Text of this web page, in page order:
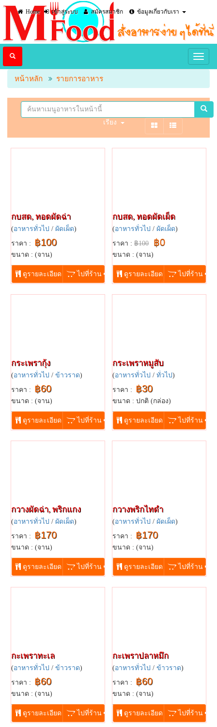
Home เข้าสู่ระบบ สมัครสมาชิก ข้อมูลเกี่ยวกับเรา
หน้าหลัก รายการอาหาร
เรียง
กบสด, ทอดผัดฉ่า
(อาหารทั่วไป / ผัดเผ็ด)
ราคา : ฿100
ขนาด : (จาน)
...
ดูรายละเอียด ไปที่ร้าน
กบสด, ทอดผัดเผ็ด
(อาหารทั่วไป / ผัดเผ็ด)
ราคา : ฿100 ฿0
ขนาด : (จาน)
...
ดูรายละเอียด ไปที่ร้าน
กระเพรากุ้ง
(อาหารทั่วไป / ข้าวราด)
ราคา : ฿60
ขนาด : (จาน)
...
ดูรายละเอียด ไปที่ร้าน
กระเพราหมูสับ
(อาหารทั่วไป / ทั่วไป)
ราคา : ฿30
ขนาด : ปกติ (กล่อง)
...
ดูรายละเอียด ไปที่ร้าน
กวางผัดฉ่า, พริกแกง
(อาหารทั่วไป / ผัดเผ็ด)
ราคา : ฿170
ขนาด : (จาน)
...
ดูรายละเอียด ไปที่ร้าน
กวางพริกไทดำ
(อาหารทั่วไป / ผัดเผ็ด)
ราคา : ฿170
ขนาด : (จาน)
...
ดูรายละเอียด ไปที่ร้าน
กะเพราทะเล
(อาหารทั่วไป / ข้าวราด)
ราคา : ฿60
ขนาด : (จาน)
...
ดูรายละเอียด ไปที่ร้าน
กะเพราปลาหมึก
(อาหารทั่วไป / ข้าวราด)
ราคา : ฿60
ขนาด : (จาน)
...
ดูรายละเอียด ไปที่ร้าน